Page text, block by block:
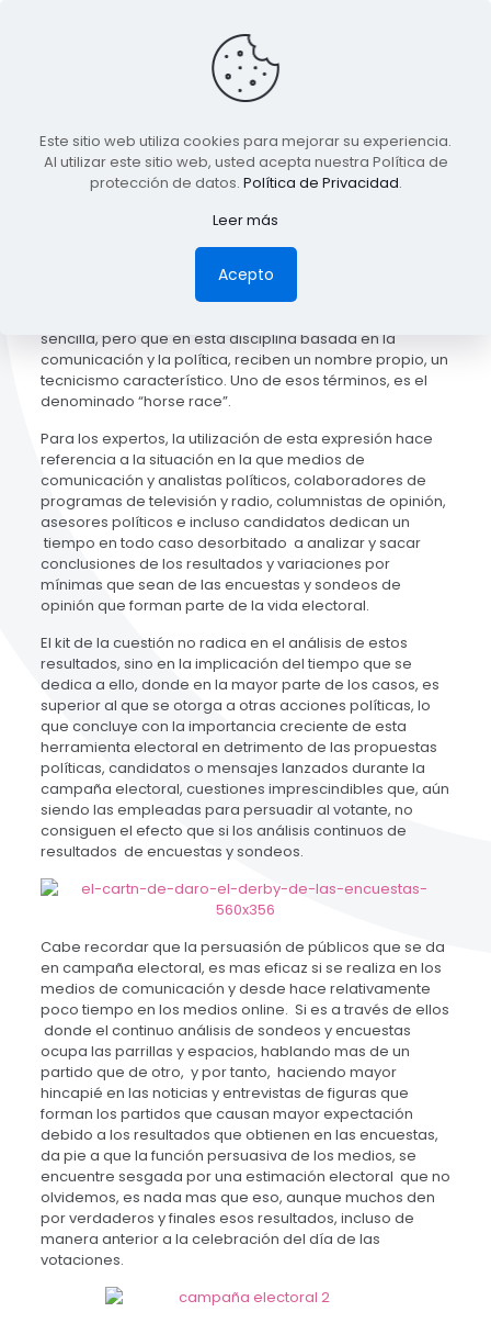
Published by driecelat 11/05/2014
En campaña electoral, se dan una serie de efectos
provocados por el desarrollo de la misma y por la
interactuación entre los actores principales de esta
sencilla, pero que en esta disciplina basada en la
comunicación y la política, reciben un nombre propio, un
tecnicismo característico. Uno de esos términos, es el
denominado “horse race”.
Para los expertos, la utilización de esta expresión hace
referencia a la situación en la que medios de
comunicación y analistas políticos, colaboradores de
programas de televisión y radio, columnistas de opinión,
asesores políticos e incluso candidatos dedican un
tiempo en todo caso desorbitado a analizar y sacar
conclusiones de los resultados y variaciones por
mínimas que sean de las encuestas y sondeos de
opinión que forman parte de la vida electoral.
El kit de la cuestión no radica en el análisis de estos
resultados, sino en la implicación del tiempo que se
dedica a ello, donde en la mayor parte de los casos, es
superior al que se otorga a otras acciones políticas, lo
que concluye con la importancia creciente de esta
herramienta electoral en detrimento de las propuestas
políticas, candidatos o mensajes lanzados durante la
campaña electoral, cuestiones imprescindibles que, aún
siendo las empleadas para persuadir al votante, no
consiguen el efecto que si los análisis continuos de
resultados de encuestas y sondeos.
Cabe recordar que la persuasión de públicos que se da
en campaña electoral, es mas eficaz si se realiza en los
medios de comunicación y desde hace relativamente
poco tiempo en los medios online. Si es a través de ellos
donde el continuo análisis de sondeos y encuestas
ocupa las parrillas y espacios, hablando mas de un
partido que de otro, y por tanto, haciendo mayor
hincapié en las noticias y entrevistas de figuras que
forman los partidos que causan mayor expectación
debido a los resultados que obtienen en las encuestas,
da pie a que la función persuasiva de los medios, se
encuentre sesgada por una estimación electoral que no
olvidemos, es nada mas que eso, aunque muchos den
por verdaderos y finales esos resultados, incluso de
manera anterior a la celebración del día de las
votaciones.
Este sitio web utiliza cookies para mejorar su experiencia.
Al utilizar este sitio web, usted acepta nuestra Política de
protección de datos. Política de Privacidad.
Leer más
Acepto